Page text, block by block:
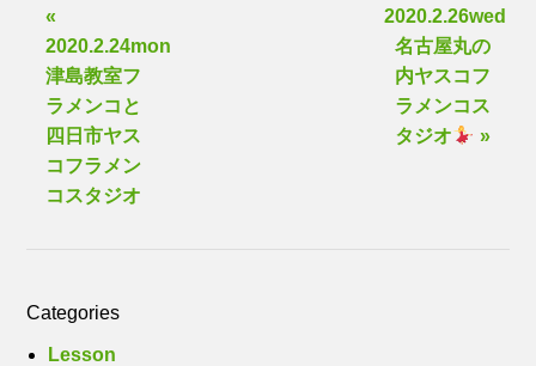
«
2020.2.24mon
津島教室フ
ラメンコと
四日市ヤス
コフラメン
コスタジオ
2020.2.26wed
名古屋丸の
内ヤスコフ
ラメンコス
タジオ
»
Categories
Lesson